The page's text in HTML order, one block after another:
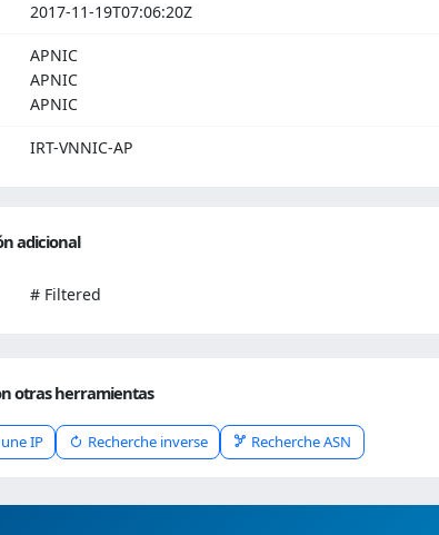
2017-11-19T07:06:20Z
APNIC
APNIC
APNIC
IRT-VNNIC-AP
adicional
# Filtered
otras herramientas
IP Recherche inverse Recherche ASN